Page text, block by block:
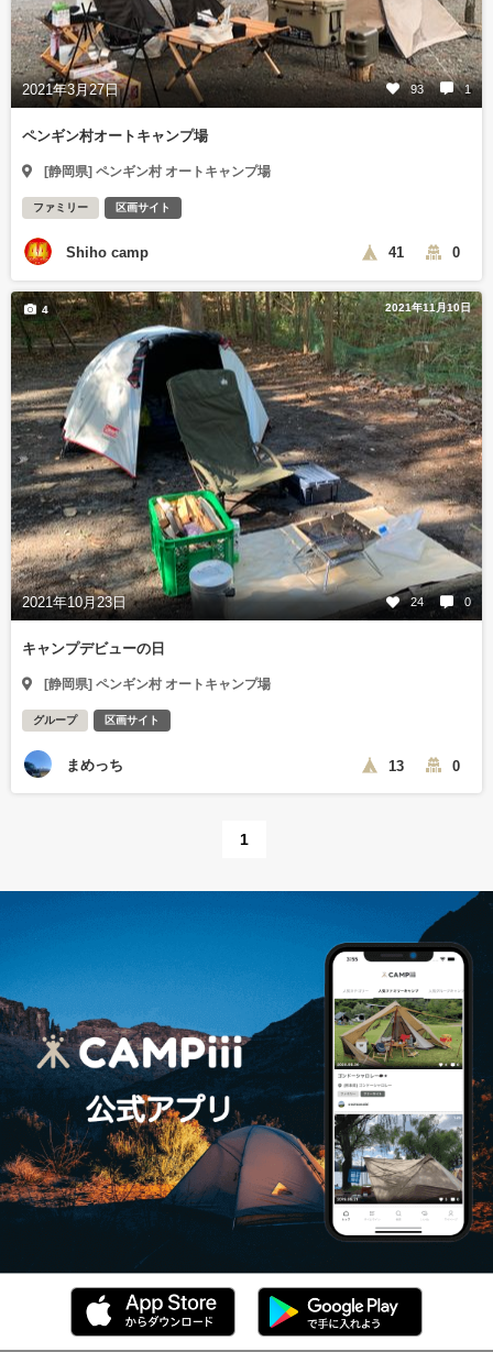
2021年3月27日 93 1
ペンギン村オートキャンプ場
[静岡県] ペンギン村 オートキャンプ場
ファミリー 区画サイト
Shiho camp 41 0
2021年11月10日
2021年10月23日 24 0
4
キャンプデビューの日
[静岡県] ペンギン村 オートキャンプ場
グループ 区画サイト
まめっち 13 0
1